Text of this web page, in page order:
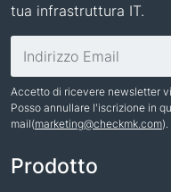
tua infrastruttura IT.
Accetto di ricevere newsletter
Posso annullare l'iscrizione in
mail(marketing@checkmk.com
Prodotto